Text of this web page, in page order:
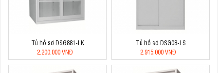
Tủ hồ sơ DSG881-LK
2.200.000 VNĐ
Tủ hồ sơ DSG08-LS
2.915.000 VNĐ